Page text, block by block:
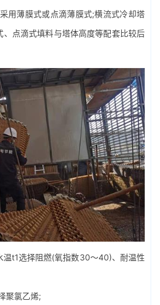
薄膜式或点滴薄膜式;横流式冷却塔
、点滴式填料与塔体高度等配套比较后
t1选择阻燃(氧指数30～40)、耐温性
氯乙烯;